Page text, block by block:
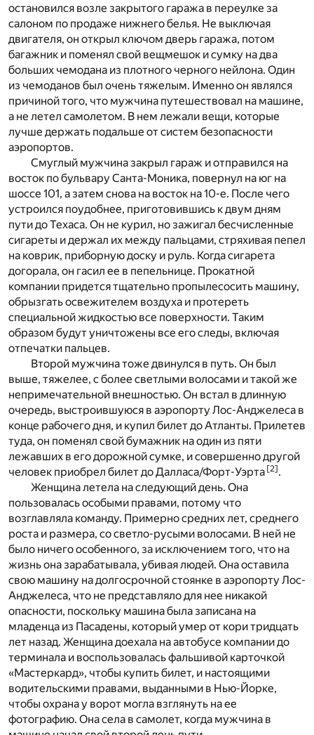
остановился возле закрытого гаража в переулке за
салоном по продаже нижнего белья. Не выключая
двигателя, он открыл ключом дверь гаража, потом
багажник и поменял свой вещмешок и сумку на два
больших чемодана из плотного черного нейлона. Один
из чемоданов был очень тяжелым. Именно он являлся
причиной того, что мужчина путешествовал на машине,
а не летел самолетом. В нем лежали вещи, которые
лучше держать подальше от систем безопасности
аэропортов.
Смуглый мужчина закрыл гараж и отправился на
восток по бульвару Санта-Моника, повернул на юг на
шоссе 101, а затем снова на восток на 10-е. После чего
устроился поудобнее, приготовившись к двум дням
пути до Техаса. Он не курил, но зажигал бесчисленные
сигареты и держал их между пальцами, стряхивая пепел
на коврик, приборную доску и руль. Когда сигарета
догорала, он гасил ее в пепельнице. Прокатной
компании придется тщательно пропылесосить машину,
обрызгать освежителем воздуха и протереть
специальной жидкостью все поверхности. Таким
образом будут уничтожены все его следы, включая
отпечатки пальцев.
Второй мужчина тоже двинулся в путь. Он был
выше, тяжелее, с более светлыми волосами и такой же
непримечательной внешностью. Он встал в длинную
очередь, выстроившуюся в аэропорту Лос-Анджелеса в
конце рабочего дня, и купил билет до Атланты. Прилетев
туда, он поменял свой бумажник на один из пяти
лежавших в его дорожной сумке, и совершенно другой
человек приобрел билет до Далласа/Форт-Уэрта [2].
Женщина летела на следующий день. Она
пользовалась особыми правами, потому что
возглавляла команду. Примерно средних лет, среднего
роста и размера, со светло-русыми волосами. В ней не
было ничего особенного, за исключением того, что на
жизнь она зарабатывала, убивая людей. Она оставила
свою машину на долгосрочной стоянке в аэропорту Лос-
Анджелеса, что не представляло для нее никакой
опасности, поскольку машина была записана на
младенца из Пасадены, который умер от кори тридцать
лет назад. Женщина доехала на автобусе компании до
терминала и воспользовалась фальшивой карточкой
«Мастеркард», чтобы купить билет, и настоящими
водительскими правами, выданными в Нью-Йорке,
чтобы охрана у ворот могла взглянуть на ее
фотографию. Она села в самолет, когда мужчина в